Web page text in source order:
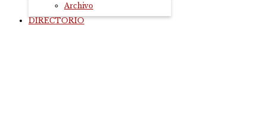
Archivo
DIRECTORIO